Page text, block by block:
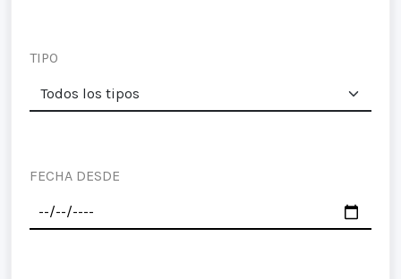
TIPO
FECHA DESDE